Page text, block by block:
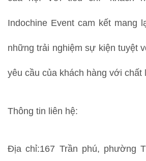
Indochine Event cam kết mang
những trải nghiệm sự kiện tuyệt
yêu cầu của khách hàng với chất
Thông tin liên hệ:
Địa chỉ:167 Trần phú, phường